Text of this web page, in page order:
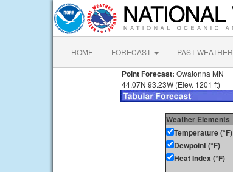
HOME FORECAST PAST WEATHER
Point Forecast: Owatonna MN
44.07N 93.23W (Elev. 1201 ft)
Weather Elements
Temperature (°F)
Dewpoint (°F)
Heat Index (°F)